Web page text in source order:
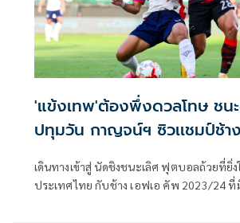
'แข้งเทพ'ต้องพึ่งดวลโทษ ชน
ปทุมวัน กาญจน์ฯ ซิวเเชมป์ช้
เดินทางเข้าสู่ นัดชิงชนะเลิศ ฟุตบอลถ้วยที่ยิ่งใหญ่ที่สุดใน
ประเทศไทย กับช้าง เอฟเอ คัพ 2023/24